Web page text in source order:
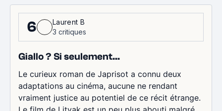
6
Laurent B
3 critiques
Giallo ? Si seulement...
Le curieux roman de Japrisot a connu deux
adaptations au cinéma, aucune ne rendant
vraiment justice au potentiel de ce récit étrange.